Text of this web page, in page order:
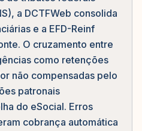
a DCTFWeb consolida
e a EFD-Reinf
O cruzamento entre
como retenções
não compensadas pelo
patronais
do eSocial. Erros
cobrança automática